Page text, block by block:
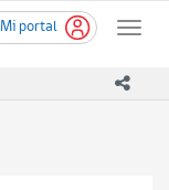
Mi portal
Toggle